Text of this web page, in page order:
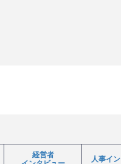
経営者 人事イ